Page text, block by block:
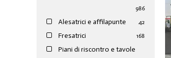
986
Alesatrici e affilapunte 42
Fresatrici 168
Piani di riscontro e tavole